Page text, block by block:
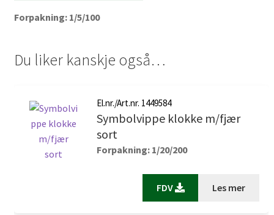
Forpakning: 1/5/100
Du liker kanskje også…
El.nr./Art.nr. 1449584
Symbolvippe klokke m/fjær
sort
Forpakning: 1/20/200
FDV Les mer